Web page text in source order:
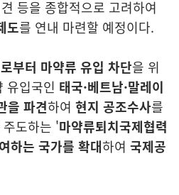
등을 종합적으로 고려하여
도를 연내 마련할 예정이다.
부터 마약류 유입 차단을 위
유입국인 태국·베트남·말레이
을 파견하여 현지 공조수사를
도하는 '마약류퇴치국제협력
하는 국가를 확대하여 국제공